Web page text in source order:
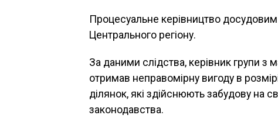
Процесуальне керівництво
Центрального регіону.
За даними слідства, керівник групи з
отримав неправомірну вигоду в
ділянок, які здійснюють забудову на
законодавства.